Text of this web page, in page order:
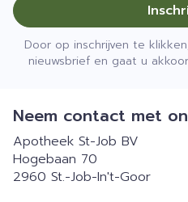
Door op inschrijven te
nieuwsbrief en gaat u
Neem contact met
Apotheek St-Job BV
Hogebaan 70
2960 St.-Job-In't-Goor